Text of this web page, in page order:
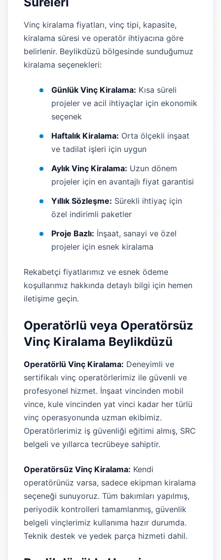
Vinç kiralama fiyatları, vinç tipi, kapasite,
kiralama süresi ve operatör ihtiyacına göre
belirlenir. Beylikdüzü bölgesinde sunduğumuz
kiralama seçenekleri:
Günlük Vinç Kiralama: Kısa süreli
projeler ve acil ihtiyaçlar için ekonomik
seçenek
Haftalık Kiralama: Orta ölçekli inşaat
ve tadilat işleri için uygun
Aylık Vinç Kiralama: Uzun dönem
projeler için en avantajlı fiyat garantisi
Yıllık Sözleşme: Sürekli ihtiyaç için
özel indirimli paketler
Proje Bazlı: İnşaat, sanayi ve özel
projeler için esnek kiralama
Rekabetçi fiyatlarımız ve esnek ödeme
koşullarımız hakkında detaylı bilgi için hemen
iletişime geçin.
Operatörlü veya Operatörsüz
Vinç Kiralama Beylikdüzü
Operatörlü Vinç Kiralama: Deneyimli ve
sertifikalı vinç operatörlerimiz ile güvenli ve
profesyonel hizmet. İnşaat vincinden mobil
vince, kule vincinden yat vinci kadar her türlü
vinç operasyonunda uzman ekibimiz.
Operatörlerimiz iş güvenliği eğitimi almış, SRC
belgeli ve yıllarca tecrübeye sahiptir.
Operatörsüz Vinç Kiralama: Kendi
operatörünüz varsa, sadece ekipman kiralama
seçeneği sunuyoruz. Tüm bakımları yapılmış,
periyodik kontrolleri tamamlanmış, güvenlik
belgeli vinçlerimiz kullanıma hazır durumda.
Teknik destek ve yedek parça hizmeti dahil.